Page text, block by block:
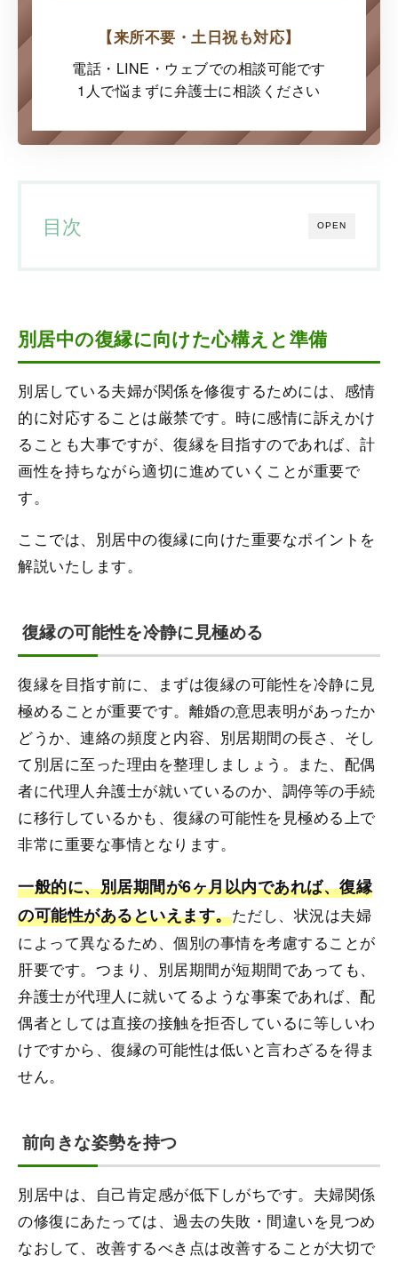
【来所不要・土日祝も対応】
電話・LINE・ウェブでの相談可能です
1人で悩まずに弁護士に相談ください
OPEN
目次
別居中の復縁に向けた心構えと準備
別居している夫婦が関係を修復するためには、感情
的に対応することは厳禁です。時に感情に訴えかけ
ることも大事ですが、復縁を目指すのであれば、計
画性を持ちながら適切に進めていくことが重要で
す。
ここでは、別居中の復縁に向けた重要なポイントを
解説いたします。
復縁の可能性を冷静に見極める
復縁を目指す前に、まずは復縁の可能性を冷静に見
極めることが重要です。離婚の意思表明があったか
どうか、連絡の頻度と内容、別居期間の長さ、そし
て別居に至った理由を整理しましょう。また、配偶
者に代理人弁護士が就いているのか、調停等の手続
に移行しているかも、復縁の可能性を見極める上で
非常に重要な事情となります。
一般的に、別居期間が6ヶ月以内であれば、復縁
の可能性があるといえます。ただし、状況は夫婦
によって異なるため、個別の事情を考慮することが
肝要です。つまり、別居期間が短期間であっても、
弁護士が代理人に就いてるような事案であれば、配
偶者としては直接の接触を拒否しているに等しいわ
けですから、復縁の可能性は低いと言わざるを得ま
せん。
前向きな姿勢を持つ
別居中は、自己肯定感が低下しがちです。夫婦関係
の修復にあたっては、過去の失敗・間違いを見つめ
なおして、改善するべき点は改善することが大切で